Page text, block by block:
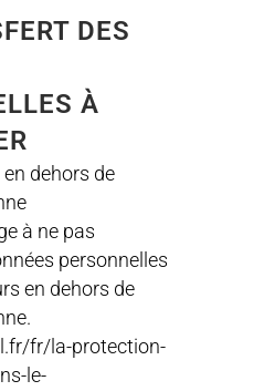
DES
À
dehors de
à ne pas
personnelles
en dehors de
fr/la-protection-
le-